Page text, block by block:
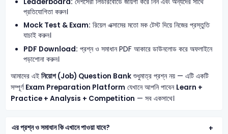
প্রতিযোগিতা করুন।
Mock Test & Exam: রিয়েল এক্সামের মতো মক টেস্ট দিয়ে নিজের প্রস্তুতি
যাচাই করুন।
PDF Download: প্রশ্ন ও সমাধান PDF আকারে ডাউনলোড করে অফলাইনে
পড়াশোনা করুন।
আমাদের এই নিয়োগ (Job) Question Bankশুধুমাত্র প্রশ্ন নয় — এটি একটি
সম্পূর্ণ Exam Preparation Platform যেখানে আপনি পাবেন Learn +
Practice + Analysis + Competition — সব একসাথে।
এর প্রশ্ন ও সমাধান কি এখানে পাওয়া যাবে?